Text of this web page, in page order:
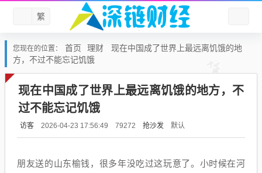
繁
您现在的位置： 首页 理财
现在中国成了世界上最远离饥饿的地
方，不过不能忘记饥饿
现在中国成了世界上最远离饥饿的地方，不
过不能忘记饥饿
访客 2026-04-23 17:56:49 79272 抢沙发 默认
朋友送的山东榆钱，很多年没吃过这玩意了。小时候在河